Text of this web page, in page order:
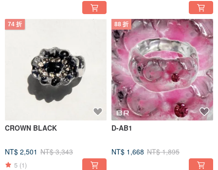
74 折
CROWN BLACK
NT$ 2,501 NT$ 3,343
5 (1)
88 折
D-AB1
NT$ 1,668 NT$ 1,895